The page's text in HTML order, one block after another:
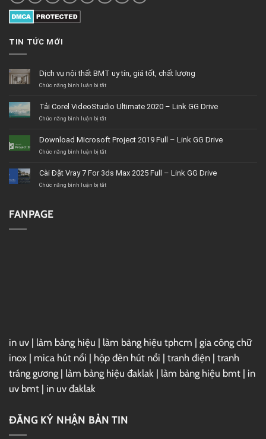
TIN TỨC MỚI
Dịch vụ nội thất BMT uy tín, giá tốt, chất lượng
Chức năng bình luận bị tắtở
nội
thất
tín,
giá
lượng
Tải Corel VideoStudio Ultimate 2020 – Link GG Drive
Chức năng bình luận bị tắtở
VideoStudio
Ultimate
Link
GG
Download Microsoft Project 2019 Full – Link GG Drive
Chức năng bình luận bị tắtở
Project
2019
Cài Đặt Vray 7 For 3ds Max 2025 Full – Link GG Drive
Chức năng bình luận bị tắtở
FANPAGE
in uv | làm bảng hiệu | làm bảng hiệu tphcm | gia công chữ
inox | mica hút nổi | hộp đèn hút nổi | tranh điện | tranh
tráng gương | làm bảng hiệu đaklak | làm bảng hiệu bmt | in
uv bmt | in uv đaklak
ĐĂNG KÝ NHẬN BẢN TIN